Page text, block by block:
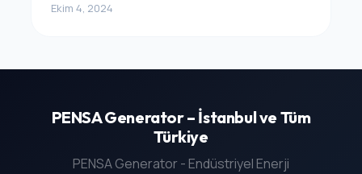
Ekim 4, 2024
PENSA Generator – İstanbul ve Tüm
Türkiye
PENSA Generator - Endüstriyel Enerji